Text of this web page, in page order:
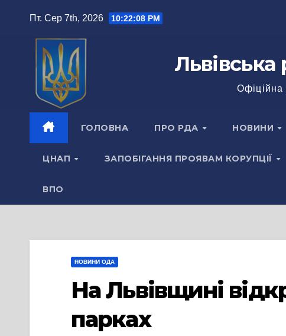
Пт. Сер 7th, 2026 10:22:08 PM
Львівська
Офіційна
ГОЛОВНА ПРО РДА НОВИНИ
ЦНАП ЗАПОБІГАННЯ ПРОЯВАМ КОРУПЦІЇ
ВПО
НОВИНИ ОДА
На Львівщині
парках